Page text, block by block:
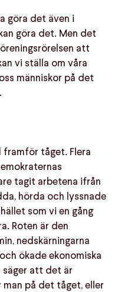
göra det även i
göra det. Men det
att
vi ställa om våra
människor på det
framför tåget. Flera
tagit arbetena ifrån
hörda och lyssnade
som vi en gång
Roten är den
nedskärningarna
ökade ekonomiska
säger att det är
på det tåget, eller